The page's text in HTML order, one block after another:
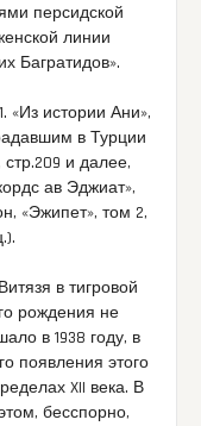
персидской
линии
Багратидов».
«Из истории Ани»,
в Турции
и далее,
ав Эджиат»,
«Эжипет», том 2,
в тигровой
рождения не
в 1938 году, в
появления этого
XII века. В
бесспорно,